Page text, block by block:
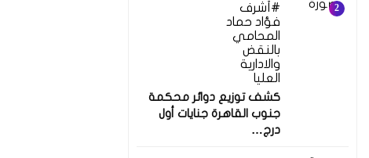
أشرف
فؤاد حماد
المحامي
بالنقض
والادارية
العليا
كشف توزيع دوائر محكمة
جنوب القاهرة جنايات أول
درج…